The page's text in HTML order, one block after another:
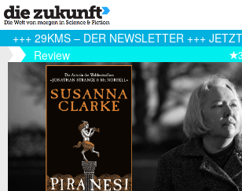
+++ 29KMS – DER NEWSLETTER +++
Review